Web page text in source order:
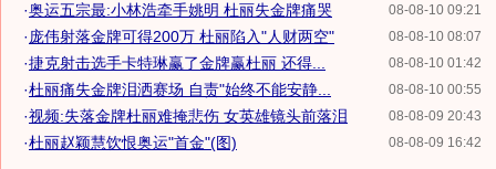
08-08-10 09:21
·奥运五宗最:小林浩牵手姚明 杜丽失金牌痛哭
08-08-10 08:07
· 庞伟射落金牌可得200万 杜丽陷入"人财两空"
08-08-10 01:42
·捷克射击选手卡特琳赢了金牌赢杜丽 还得...
08-08-10 00:55
·杜丽痛失金牌泪洒赛场 自责"始终不能安静...
08-08-09 20:43
·视频:失落金牌杜丽难掩悲伤 女英雄镜头前落泪
08-08-09 16:42
·杜丽赵颖慧饮恨奥运"首金"(图)